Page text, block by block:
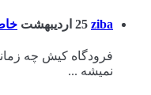
ziba 25 اردیبهشت
فرودگاه کیش چه
نمیشه ...